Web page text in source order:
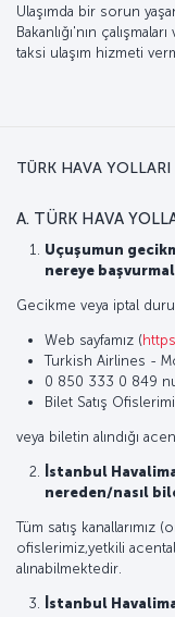
Ulaşımda bir sorun
Bakanlığı'nın
taksi ulaşım hizmeti
TÜRK HAVA
A. TÜRK HAVA
Uçuşumun
nereye
Gecikme veya iptal
Web sayfamız (
Turkish Airlines -
0 850 333 0 849
Bilet Satış
veya biletin alındığı
İstanbul
nereden/nasıl
Tüm satış kanallarımız
ofislerimiz,yetkili
alınabilmektedir.
İstanbul